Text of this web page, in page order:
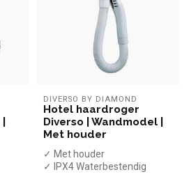
DIVERSO BY DIAMOND
Hotel haardroger
Diverso | Wandmodel |
Met houder
✓ Met houder
✓ IPX4 Waterbestendig